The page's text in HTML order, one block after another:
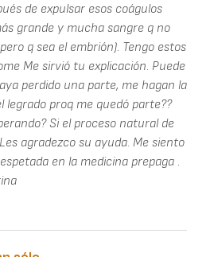
de expulsar esos coágulos
grande y mucha sangre q no
q sea el embrión). Tengo estos
Me sirvió tu explicación. Puede
perdido una parte, me hagan la
legrado proq me quedó parte??
Si el proceso natural de
agradezco su ayuda. Me siento
en la medicina prepaga .